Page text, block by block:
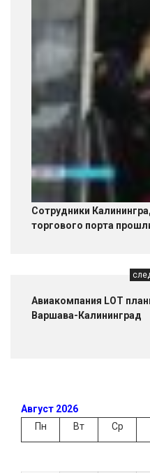
Сотрудники
торгового порта
Авиакомпания LOT
Варшава-Калининград
Август 2026
Пн
Вт Ср